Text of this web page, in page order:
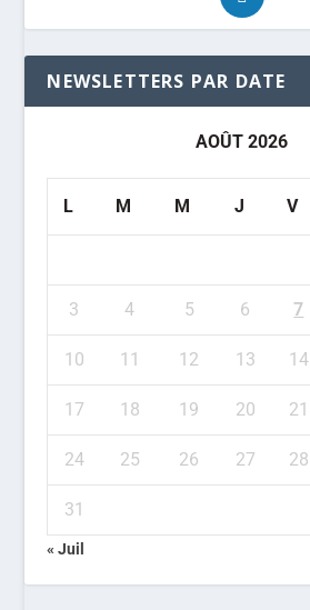
NEWSLETTERS PAR DATE
AOÛT 2026
L M M J V
3 4 5 6 7
10 11 12 13 14
17 18 19 20 21
24 25 26 27 28
31
« Juil